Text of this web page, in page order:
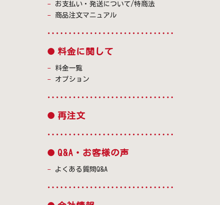
お支払い・発送について/特商法
商品注文マニュアル
料金に関して
料金一覧
オプション
再注文
Q&A・お客様の声
よくある質問Q&A